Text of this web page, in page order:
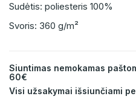
Sudėtis: poliesteris 100%
Svoris: 360 g/m²
Siuntimas nemokamas
60€
Visi užsakymai išsiunčiami